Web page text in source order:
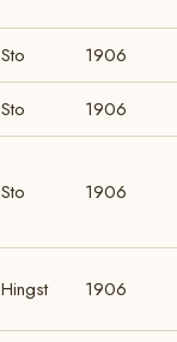
Sto 1906
Sto 1906
Sto 1906
Hingst 1906